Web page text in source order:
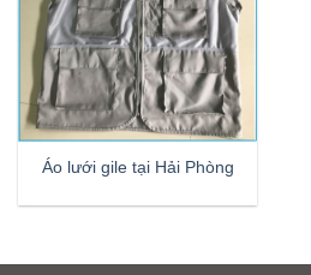
Áo lưới gile tại Hải Phòng